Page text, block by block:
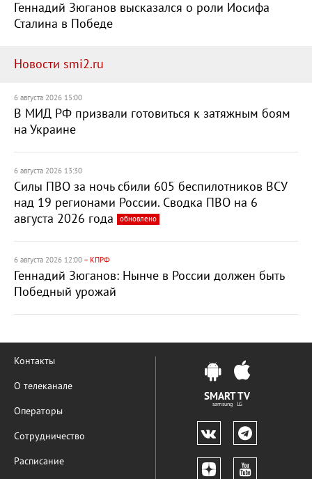
Геннадий Зюганов высказался о роли Иосифа
Сталина в Победе
Новости smi2.ru
6 августа 2026 15:00
В МИД РФ призвали готовиться к затяжным боям
на Украине
6 августа 2026 13:30
Силы ПВО за ночь сбили 605 беспилотников ВСУ
над 19 регионами России. Сводка ПВО на 6
августа 2026 года
обновлено
6 августа 2026 12:00 – КПРФ
Геннадий Зюганов: Нынче в России должен быть
Победный урожай
Контакты
О телеканале
Операторы
Сотрудничество
Расписание
SMART TV
samsung LG